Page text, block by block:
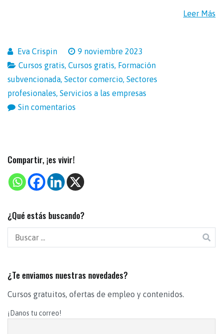
Leer Más
Eva Crispin
9 noviembre 2023
Cursos gratis, Cursos gratis, Formación
subvencionada, Sector comercio, Sectores
profesionales, Servicios a las empresas
Sin comentarios
Compartir, ¡es vivir!
¿Qué estás buscando?
¿Te enviamos nuestras novedades?
Cursos gratuitos, ofertas de empleo y contenidos.
¡Danos tu correo!